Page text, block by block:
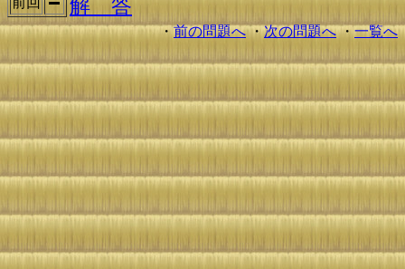
解 答
・前の問題へ・次の問題へ・一覧へ